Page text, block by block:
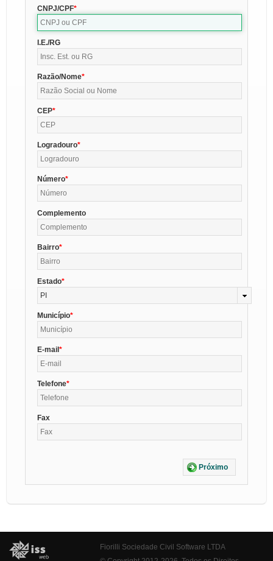
CNPJ/CPF
I.E./RG
Razão/Nome
CEP
Logradouro
Número
Complemento
Bairro
Estado
PI
Município
E-mail
Telefone
Fax
Próximo
Fiorilli Sociedade Civil Software LTDA